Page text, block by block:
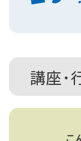
講座・